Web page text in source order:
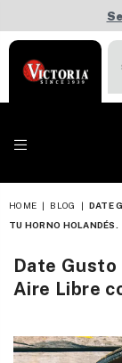
HOME | BLOG | DATE
TU HORNO HOLANDÉS.
Date Gusto
Aire Libre